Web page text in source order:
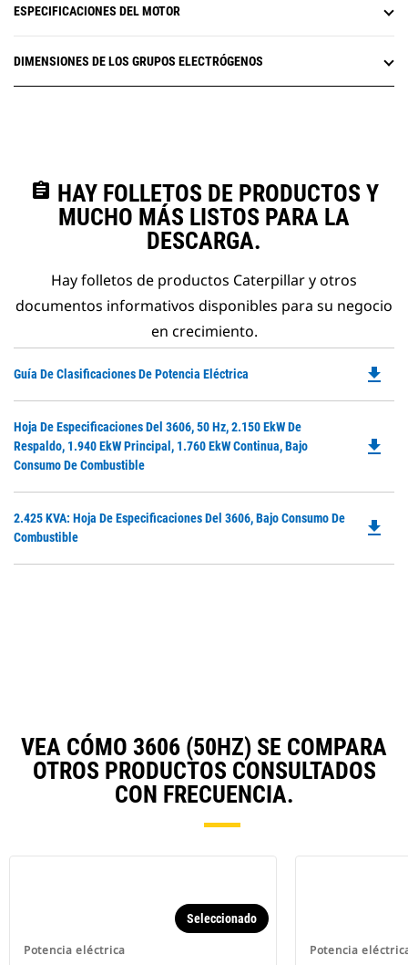
ESPECIFICACIONES DEL MOTOR
DIMENSIONES DE LOS GRUPOS ELECTRÓGENOS
assignment HAY FOLLETOS DE PRODUCTOS Y
MUCHO MÁS LISTOS PARA LA
DESCARGA.
Hay folletos de productos Caterpillar y otros
documentos informativos disponibles para su negocio
en crecimiento.
Guía De Clasificaciones De Potencia Eléctrica file_download
Hoja De Especificaciones Del 3606, 50 Hz, 2.150 EkW De
Respaldo, 1.940 EkW Principal, 1.760 EkW Continua, Bajo
Consumo De Combustible
file_download
2.425 KVA: Hoja De Especificaciones Del 3606, Bajo Consumo De
Combustible
file_download
VEA CÓMO 3606 (50HZ) SE COMPARA
OTROS PRODUCTOS CONSULTADOS
CON FRECUENCIA.
Potencia eléctrica
Seleccionado
Potencia